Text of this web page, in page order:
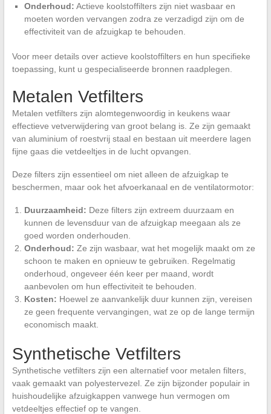
Onderhoud: Actieve koolstoffilters zijn niet wasbaar en
moeten worden vervangen zodra ze verzadigd zijn om de
effectiviteit van de afzuigkap te behouden.
Voor meer details over actieve koolstoffilters en hun specifieke
toepassing, kunt u gespecialiseerde bronnen raadplegen.
Metalen Vetfilters
Metalen vetfilters zijn alomtegenwoordig in keukens waar
effectieve vetverwijdering van groot belang is. Ze zijn gemaakt
van aluminium of roestvrij staal en bestaan uit meerdere lagen
fijne gaas die vetdeeltjes in de lucht opvangen.
Deze filters zijn essentieel om niet alleen de afzuigkap te
beschermen, maar ook het afvoerkanaal en de ventilatormotor:
Duurzaamheid: Deze filters zijn extreem duurzaam en
kunnen de levensduur van de afzuigkap meegaan als ze
goed worden onderhouden.
Onderhoud: Ze zijn wasbaar, wat het mogelijk maakt om ze
schoon te maken en opnieuw te gebruiken. Regelmatig
onderhoud, ongeveer één keer per maand, wordt
aanbevolen om hun effectiviteit te behouden.
Kosten: Hoewel ze aanvankelijk duur kunnen zijn, vereisen
ze geen frequente vervangingen, wat ze op de lange termijn
economisch maakt.
Synthetische Vetfilters
Synthetische vetfilters zijn een alternatief voor metalen filters,
vaak gemaakt van polyestervezel. Ze zijn bijzonder populair in
huishoudelijke afzuigkappen vanwege hun vermogen om
vetdeeltjes effectief op te vangen.